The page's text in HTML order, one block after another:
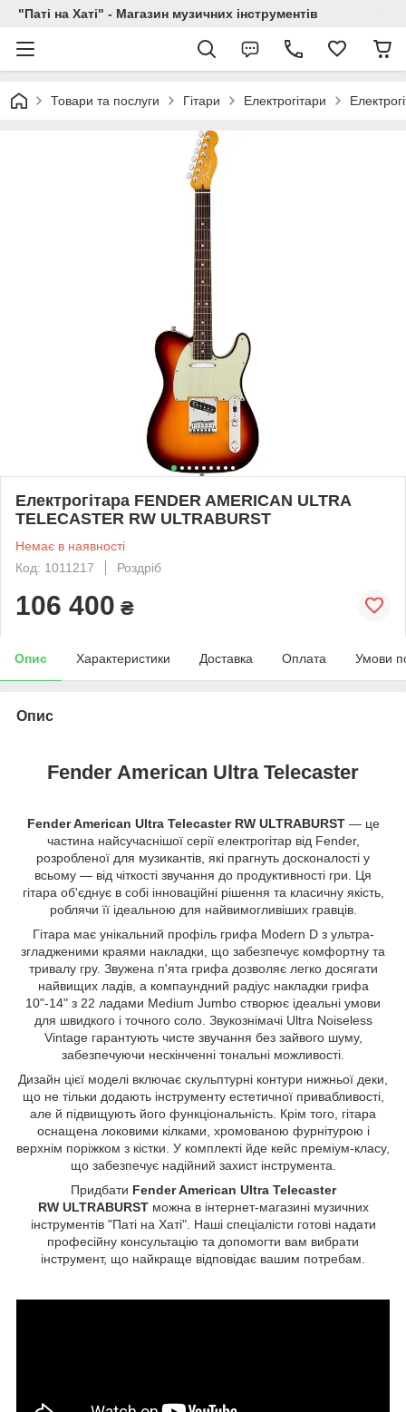
"Паті на Хаті" - Магазин музичних інструментів
Товари та послуги Гітари Електрогітари
Електрогітара FENDER AMERICAN ULTRA
TELECASTER RW ULTRABURST
Немає в наявності
Код: 1011217
Роздріб
106 400 ₴
Опис Характеристики Доставка Оплата Умови
Опис
Fender American Ultra Telecaster
Fender American Ultra Telecaster RW ULTRABURST— це
частина найсучаснішої серії електрогітар від Fender,
розробленої для музикантів, які прагнуть досконалості у
всьому — від чіткості звучання до продуктивності гри. Ця
гітара об'єднує в собі інноваційні рішення та класичну якість,
роблячи її ідеальною для найвимогливіших гравців.
Гітара має унікальний профіль грифа Modern D з ультра-
згладженими краями накладки, що забезпечує комфортну та
тривалу гру. Звужена п'ята грифа дозволяє легко досягати
найвищих ладів, а компаундний радіус накладки грифа
10"-14" з 22 ладами Medium Jumbo створює ідеальні умови
для швидкого і точного соло. Звукознімачі Ultra Noiseless
Vintage гарантують чисте звучання без зайвого шуму,
забезпечуючи нескінченні тональні можливості.
Дизайн цієї моделі включає скульптурні контури нижньої деки,
що не тільки додають інструменту естетичної привабливості,
але й підвищують його функціональність. Крім того, гітара
оснащена локовими кілками, хромованою фурнітурою і
верхнім поріжком з кістки. У комплекті йде кейс преміум-класу,
що забезпечує надійний захист інструмента.
Придбати Fender American Ultra Telecaster
RW ULTRABURSTможна в інтернет-магазині музичних
інструментів "Паті на Хаті". Наші спеціалісти готові надати
професійну консультацію та допомогти вам вибрати
інструмент, що найкраще відповідає вашим потребам.